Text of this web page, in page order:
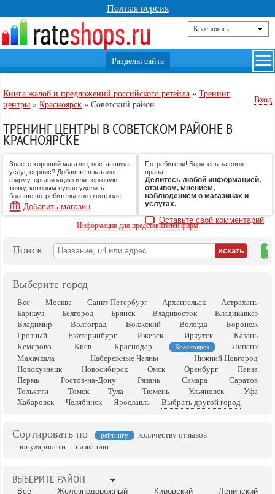
Полная версия
Книга жалоб и предложений российского ретейла »Тренинг
центры »Красноярск »Советский район
Вход
ТРЕНИНГ ЦЕНТРЫ В СОВЕТСКОМ РАЙОНЕ В
КРАСНОЯРСКЕ
Знаете хороший магазин, поставщика
услуг, сервис? Добавьте в каталог
фирму, организацию или торговую
точку, которым нужно уделить
больше потребительского контроля!
Добавить магазин
Потребители! Боритесь за свои
права.
Делитесь любой информацией,
отзывом, мнением,
наблюдением о магазинах и
услугах.
Оставьте свой комментарий
Информация для представителей фирм
Поиск
на
Выберите город
Все Москва Санкт-Петербург Архангельск
Астрахань
Барнаул
Белгород Брянск Владивосток
Владикавказ
Владимир
Волгоград Волжский Вологда
Воронеж
Грозный
Екатеринбург Ижевск Иркутск
Казань
Кемерово
Киев Краснодар Красноярск
Липецк
Махачкала
Набережные Челны
Нижний Новгород
Новокузнецк
Новосибирск Омск Оренбург
Пенза
Пермь
Ростов-на-Дону Рязань Самара
Саратов
Тольятти
Томск Тула Тюмень Ульяновск
Уфа
Хабаровск
Челябинск Ярославль Выбрать другой город
Сортировать по рейтингу
количеству отзывов
популярности
названию
ВЫБЕРИТЕ РАЙОН
Все Железнодорожный Кировский
Ленинский